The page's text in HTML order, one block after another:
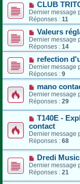
CLUB
Dernier message
Réponses : 11
Valeurs
Dernier message
Réponses : 14
refection
Dernier message
Réponses : 9
mano
Dernier message
Réponses : 29
T140E -
contact
Dernier message
Réponses : 68
Dredi Music
Dernier message
Réponses : 21